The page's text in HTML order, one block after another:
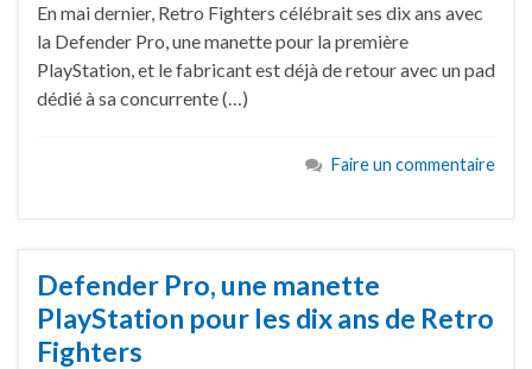
En mai dernier, Retro Fighters célébrait ses dix ans avec
la Defender Pro, une manette pour la première
PlayStation, et le fabricant est déjà de retour avec un pad
dédié à sa concurrente (…)
Faire un commentaire
Defender Pro, une manette
PlayStation pour les dix ans de Retro
Fighters